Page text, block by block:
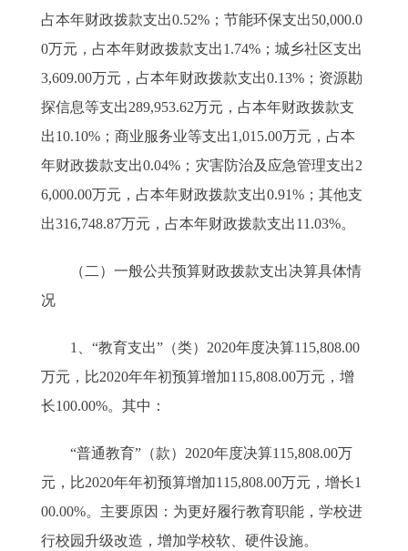
占本年财政拨款支出0.52%；节能环保支出50,000.0
0万元，占本年财政拨款支出1.74%；城乡社区支出
3,609.00万元，占本年财政拨款支出0.13%；资源勘
探信息等支出289,953.62万元，占本年财政拨款支
出10.10%；商业服务业等支出1,015.00万元，占本
年财政拨款支出0.04%；灾害防治及应急管理支出2
6,000.00万元，占本年财政拨款支出0.91%；其他支
出316,748.87万元，占本年财政拨款支出11.03%。
（二）一般公共预算财政拨款支出决算具体情
况
1、“教育支出”（类）2020年度决算115,808.00
万元，比2020年年初预算增加115,808.00万元，增
长100.00%。其中：
“普通教育”（款）2020年度决算115,808.00万
元，比2020年年初预算增加115,808.00万元，增长1
00.00%。主要原因：为更好履行教育职能，学校进
行校园升级改造，增加学校软、硬件设施。